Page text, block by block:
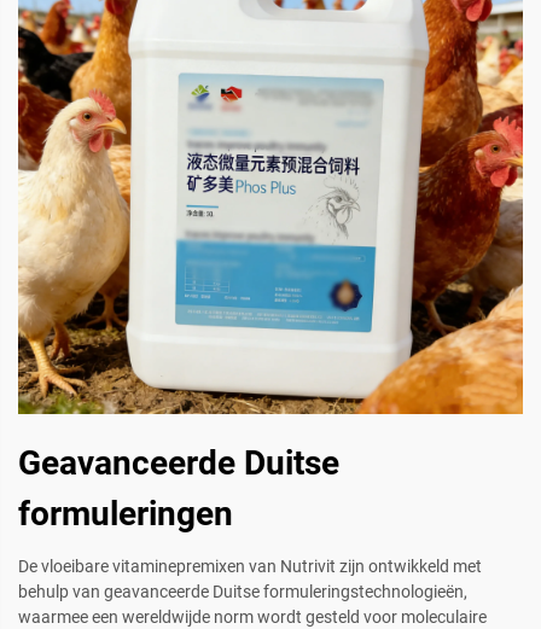
Geavanceerde Duitse
formuleringen
De vloeibare vitaminepremixen van Nutrivit zijn ontwikkeld met
behulp van geavanceerde Duitse formuleringstechnologieën,
waarmee een wereldwijde norm wordt gesteld voor moleculaire